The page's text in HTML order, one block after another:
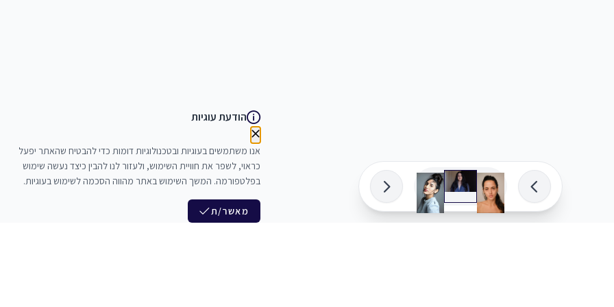
הודעת עוגיות
אנו משתמשים בעוגיות ובטכנולוגיות דומות כדי להבטיח שהאתר יפעל
כראוי, לשפר את חוויית השימוש, ולעזור לנו להבין כיצד נעשה שימוש
בפלטפורמה. המשך השימוש באתר מהווה הסכמה לשימוש בעוגיות.
מאשר/ת